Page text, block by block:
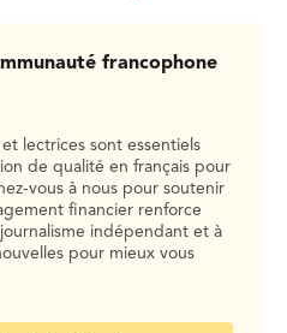
francophone
lectrices sont essentiels
de qualité en français pour
vous à nous pour soutenir
financier renforce
indépendant et à
pour mieux vous